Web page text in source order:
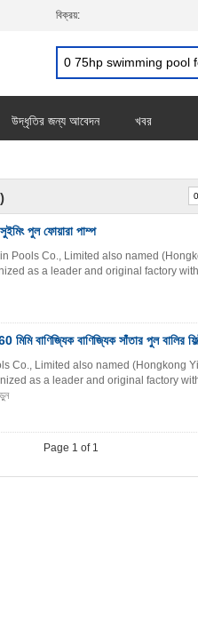
বিক্রয়:
উদ্ধৃতির জন্য আবেদন খবর
পুল ফোয়ারা পাম্প
Pools Co., Limited also named
as a leader and original factory
বাণিজ্যিক বাণিজ্যিক সাঁতার পুল বালির
Co., Limited also named (Hongkong
as a leader and original factory
Page 1 of 1